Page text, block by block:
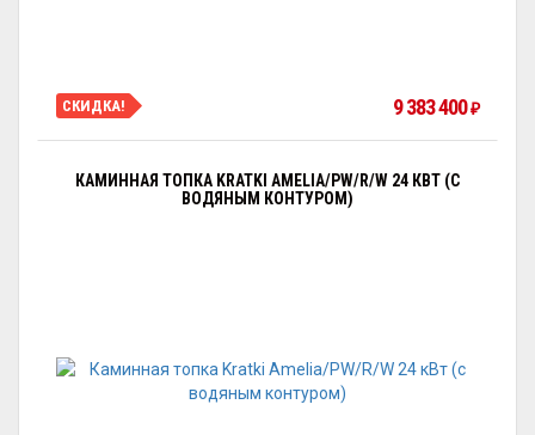
СКИДКА! 9 383 400₽
КАМИННАЯ ТОПКА KRATKI AMELIA/PW/R/W 24 КВТ (С
ВОДЯНЫМ КОНТУРОМ)